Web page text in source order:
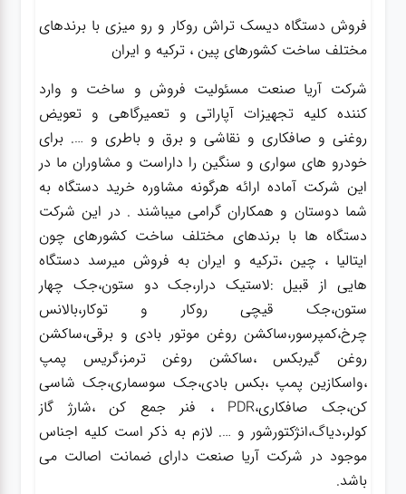
فروش دستگاه دیسک تراش روکار و رو میزی با برندهای
مختلف ساخت کشورهای پین ، ترکیه و ایران
شرکت آریا صنعت مسئولیت فروش و ساخت و وارد
کننده کلیه تجهیزات آپاراتی و تعمیرگاهی و تعویض
روغنی و صافکاری و نقاشی و برق و باطری و …. برای
خودرو های سواری و سنگین را داراست و مشاوران ما در
این شرکت آماده ارائه هرگونه مشاوره خرید دستگاه به
شما دوستان و همکاران گرامی میباشند . در این شرکت
دستگاه ها با برندهای مختلف ساخت کشورهای چون
ایتالیا ، چین ،ترکیه و ایران به فروش میرسد دستگاه
هایی از قبیل :لاستیک درار،جک دو ستون،جک چهار
ستون،جک قیچی روکار و توکار،بالانس
چرخ،کمپرسور،ساکشن روغن موتور بادی و برقی،ساکشن
روغن گیربکس ،ساکشن روغن ترمز،گریس پمپ
،واسکازین پمپ ،بکس بادی،جک سوسماری،جک شاسی
کن،جک صافکاری،PDR ، فنر جمع کن ،شارژ گاز
کولر،دیاگ،انژکتورشور و …. لازم به ذکر است کلیه اجناس
موجود در شرکت آریا صنعت دارای ضمانت اصالت می
باشد.